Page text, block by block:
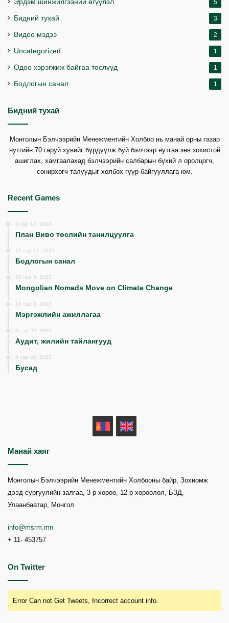
Эрдэм шинжилгээний өгүүлэл 5
Бидний тухай 3
Видео мэдээ 2
Uncategorized 1
Одоо хэрэгжиж байгаа төслүүд 1
Бодлогын санал 1
Бидний тухай
Монголын Бэлчээрийн Менежментийн Холбоо нь манай орны газар
нутгийн 70 гаруй хувийг бүрдүүлж буй бэлчээр нутгаа зөв зохистой
ашиглах, хамгаалахад бэлчээрийн салбарын бүхий л оролцогч,
сонирхогч талуудыг холбох гүүр байгууллага юм.
Recent Games
3 сар 14, 2024
План Виво төслийн танилцуулга
12 сар 12, 2023
Бодлогын санал
10 сар 9, 2023
Mongolian Nomads Move on Climate Change
10 сар 8, 2023
Мэргэжлийн ажиллагаа
8 сар 20, 2023
Аудит, жилийн тайлангууд
8 сар 20, 2023
Бусад
MN
Манай хаяг
Монголын Бэлчээрийн Менежментийн Холбооны байр, Зохиомж
дээд сургуулийн залгаа, 3-р хороо, 12-р хороолол, БЗД,
Улаанбаатар, Монгол
info@msrm.mn
+ 11- 453757
On Twitter
Error Can not Get Tweets, Incorrect account info.